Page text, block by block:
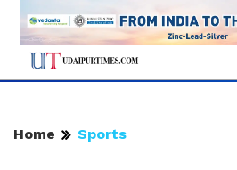
Home Sports